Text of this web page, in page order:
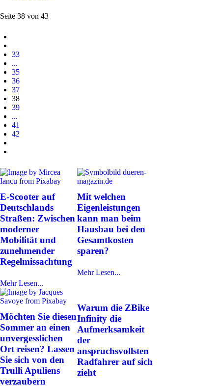
Seite 38 von 43
33
...
35
36
37
38
39
...
41
42
E-Scooter auf
Deutschlands
Straßen: Zwischen
moderner
Mobilität und
zunehmender
Regelmissachtung
Mehr Lesen...
Mit welchen
Eigenleistungen
kann man beim
Hausbau bei den
Gesamtkosten
sparen?
Mehr Lesen...
Möchten Sie diesen
Sommer an einen
unvergesslichen
Ort reisen? Lassen
Sie sich von den
Trulli Apuliens
verzaubern
Warum die ZBike
Infinity die
Aufmerksamkeit
der
anspruchsvollsten
Radfahrer auf sich
zieht